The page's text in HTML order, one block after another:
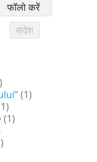
फॉलो करें
संदेश
(1)
(1)